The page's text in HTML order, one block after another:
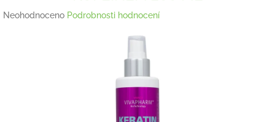
Průměrné
Neohodnoceno Podrobnosti hodnocení